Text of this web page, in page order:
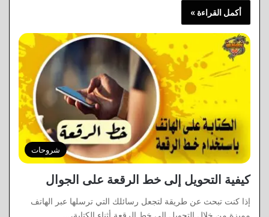
أكمل القراءة »
شروحات
كيفية التحويل إلى خط الرقعة على الجوال
إذا كنت تبحث عن طريقة لتجعل رسائلك التي ترسلها عبر الهاتف